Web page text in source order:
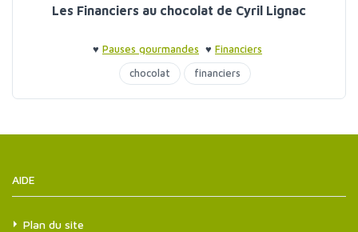
Les Financiers au chocolat de Cyril Lignac
♥ Pauses gourmandes ♥ Financiers
chocolat
financiers
AIDE
Plan du site